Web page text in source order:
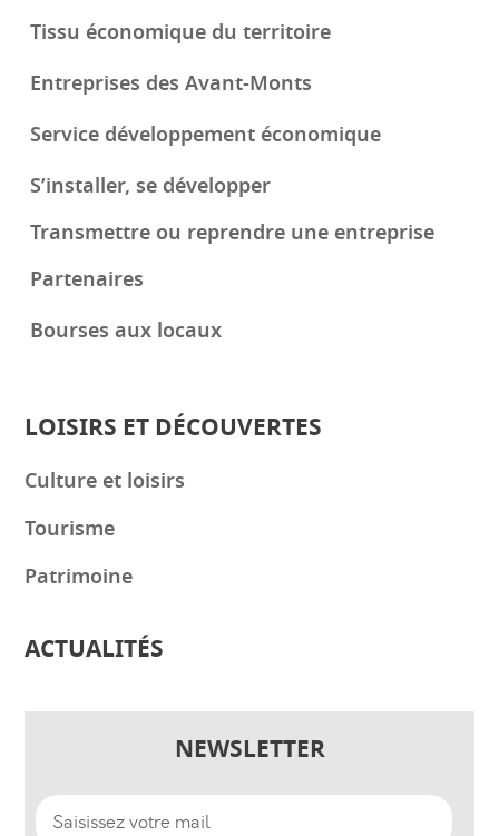
Tissu économique du territoire
Entreprises des Avant-Monts
Service développement économique
S’installer, se développer
Transmettre ou reprendre une entreprise
Partenaires
Bourses aux locaux
LOISIRS ET DÉCOUVERTES
Culture et loisirs
Tourisme
Patrimoine
ACTUALITÉS
NEWSLETTER